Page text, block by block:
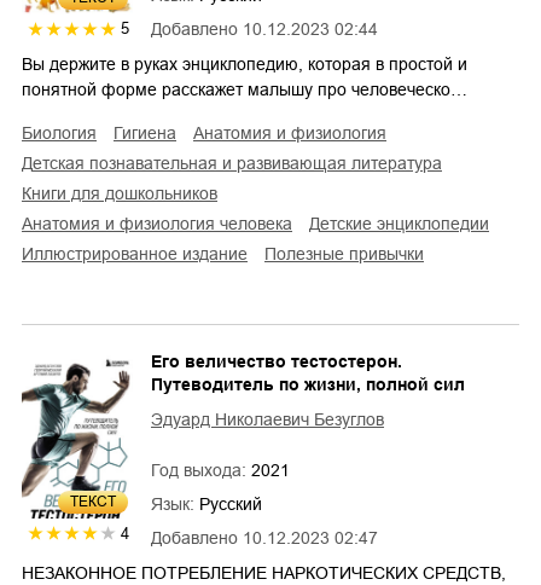
5 Добавлено 10.12.2023 02:44
Вы держите в руках энциклопедию, которая в простой и
понятной форме расскажет малышу про человеческо…
биология гигиена
анатомия и физиология
детская познавательная и развивающая литература
книги для дошкольников
анатомия и физиология человека
детские энциклопедии
иллюстрированное издание
полезные привычки
ТЕКСТ
4 Добавлено 10.12.2023 02:47
Его величество тестостерон.
Путеводитель по жизни, полной сил
Эдуард Николаевич Безуглов
Год выхода: 2021
Язык: Русский
НЕЗАКОННОЕ ПОТРЕБЛЕНИЕ НАРКОТИЧЕСКИХ СРЕДСТВ,